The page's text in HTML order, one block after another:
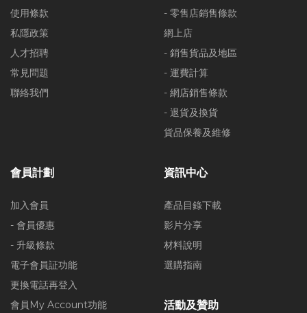
使用條款
私隱政策
人才招聘
常見問題
聯絡我們
- 零售店銷售條款
網上店
- 銷售貨品及地區
- 運費計算
- 網店銷售條款
- 退貨及換貨
貨品保養及維修
會員計劃
加入會員
- 會員優惠
- 升級條款
電子會員証功能
更換電話再登入
會員My Account功能
資訊中心
產品目錄下載
影片分享
材料說明
選購指南
活動及贊助